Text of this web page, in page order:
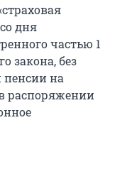
дня
частью 1
закона, без
пенсии на
распоряжении